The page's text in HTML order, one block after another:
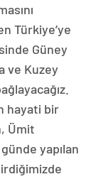
Türkiye’ye
Güney
ve Kuzey
hayati bir
Ümit
yapılan